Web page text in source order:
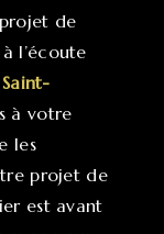
de
l’écoute
Saint-
à votre
les
projet de
est avant